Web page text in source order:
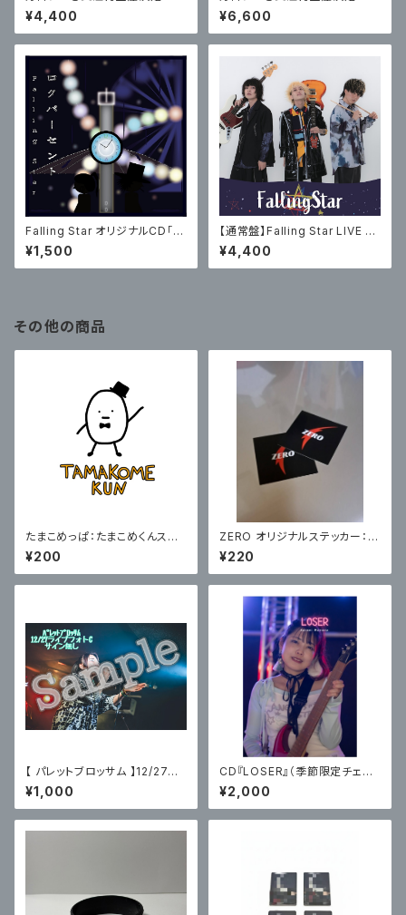
【通常盤】Falling Star LIVE 20
22 Alnair〜光り輝く者たち〜・
ワンマンライブDVD（受注生産）
¥4,400
【特典付き限定盤】Falling Star
LIVE 2022 Alnair〜光り輝く者
たち〜・ワンマンライブDVD（受
¥6,600
Falling Star オリジナルCD「ロ
クパーセント」
¥1,500
【通常盤】Falling Star LIVE 20
22 Alnair〜光り輝く者たち〜・
ワンマンライブDVD（受注生産）
¥4,400
その他の商品
たまこめっぱ：たまこめくんステ
ッカー2枚セット
¥200
ZERO オリジナルステッカー：【1
枚】
¥220
【 パレットブロッサム 】12/27主
催ライブフォトC〈サイン無〉
¥1,000
CD『LOSER』（季節限定チェキ
付） / まつだはるみ
¥2,000